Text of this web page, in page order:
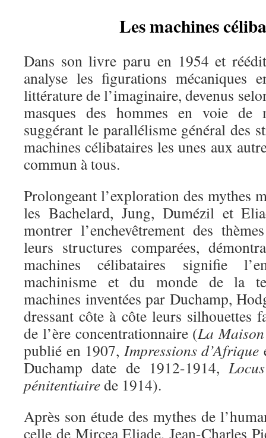
Les machines
Dans son livre paru en 1954 et
analyse les figurations mécaniques
littérature de l’imaginaire, devenus
masques des hommes en voie de
suggérant le parallélisme général des
machines célibataires les unes aux
commun à tous.
Prolongeant l’exploration des mythes
les Bachelard, Jung, Dumézil et
montrer l’enchevêtrement des
leurs structures comparées,
machines célibataires signifie
machinisme et du monde de la
machines inventées par Duchamp,
dressant côte à côte leurs silhouettes
de l’ère concentrationnaire (La
publié en 1907, Impressions d’Afrique
Duchamp date de 1912-1914,
pénitentiairede 1914).
Après son étude des mythes de
celle de Mircea Eliade, Jean-Charles